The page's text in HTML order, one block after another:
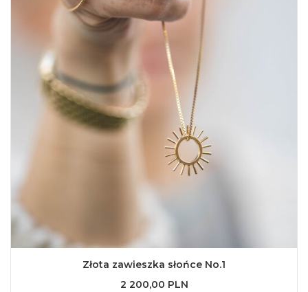
Złota zawieszka słońce No.1
2 200,00 PLN